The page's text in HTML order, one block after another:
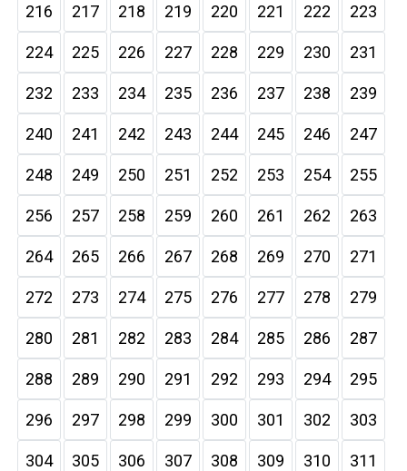
216 217 218 219 220 221 222 223
224 225 226 227 228 229 230 231
232 233 234 235 236 237 238 239
240 241 242 243 244 245 246 247
248 249 250 251 252 253 254 255
256 257 258 259 260 261 262 263
264 265 266 267 268 269 270 271
272 273 274 275 276 277 278 279
280 281 282 283 284 285 286 287
288 289 290 291 292 293 294 295
296 297 298 299 300 301 302 303
304 305 306 307 308 309 310 311